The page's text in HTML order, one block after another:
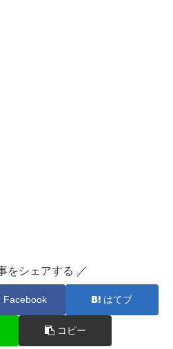
をシェアする ／
Facebook はてブ
コピー